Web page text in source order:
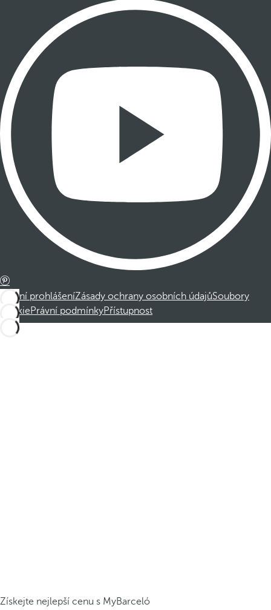
Právní prohlášeníZásady ochrany osobních údajůSoubory
cookiePrávní podmínkyPřístupnost
Získejte nejlepší cenu s MyBarceló